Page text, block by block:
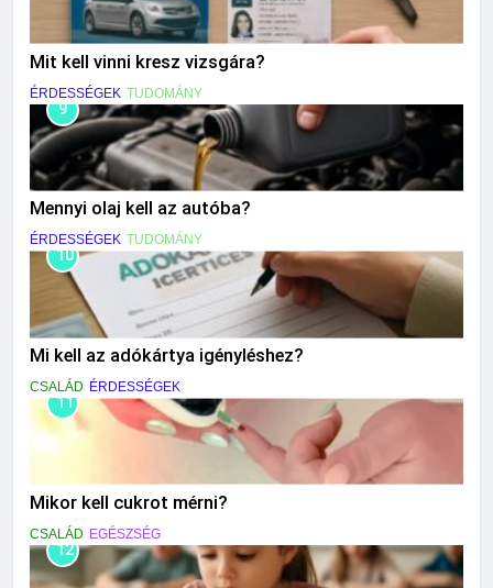
Mit kell vinni kresz vizsgára?
ÉRDESSÉGEK TUDOMÁNY
9
Mennyi olaj kell az autóba?
ÉRDESSÉGEK TUDOMÁNY
10
Mi kell az adókártya igényléshez?
CSALÁD ÉRDESSÉGEK
11
Mikor kell cukrot mérni?
CSALÁD EGÉSZSÉG
12